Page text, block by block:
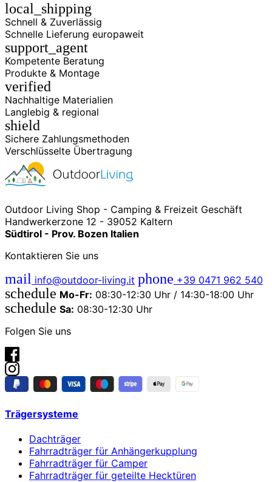
local_shipping
Schnell & Zuverlässig
Schnelle Lieferung europaweit
support_agent
Kompetente Beratung
Produkte & Montage
verified
Nachhaltige Materialien
Langlebig & regional
shield
Sichere Zahlungsmethoden
Verschlüsselte Übertragung
Outdoor Living Shop - Camping & Freizeit Geschäft
Handwerkerzone 12 - 39052 Kaltern
Südtirol - Prov. Bozen Italien
Kontaktieren Sie uns
mail info@outdoor-living.it phone +39 0471 962 540
schedule Mo-Fr: 08:30-12:30 Uhr / 14:30-18:00 Uhr
schedule Sa: 08:30-12:30 Uhr
Folgen Sie uns
Trägersysteme
Dachträger
Fahrradträger für Anhängerkupplung
Fahrradträger für Camper
Fahrradträger für geteilte Hecktüren